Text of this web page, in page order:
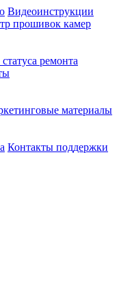
Видеоинструкции
прошивок камер
ремонта
материалы
Контакты поддержки